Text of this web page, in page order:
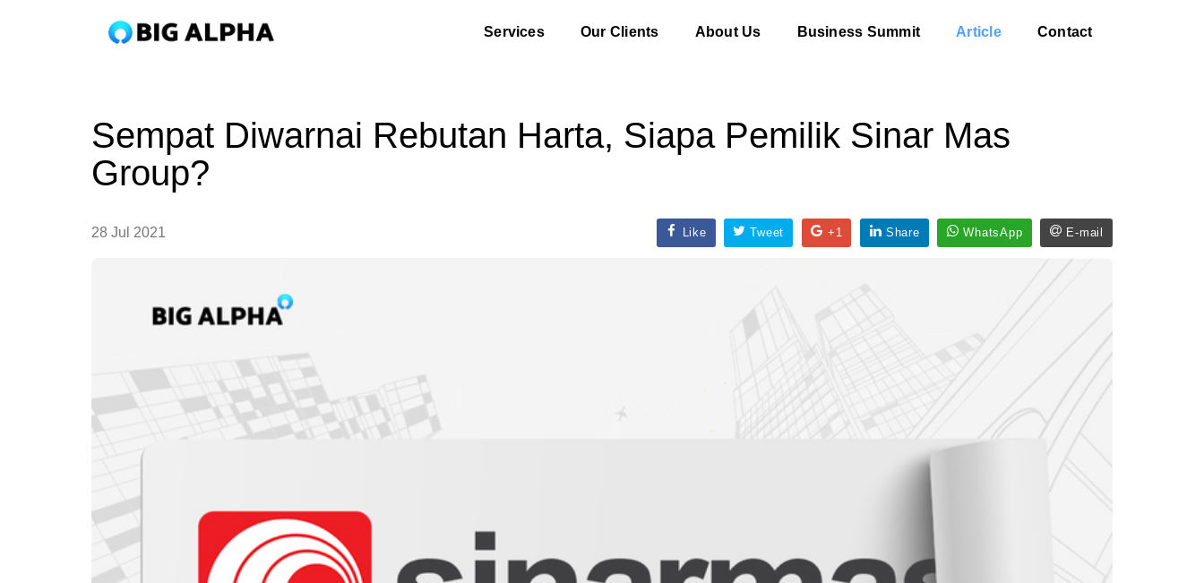
Services Our Clients About Us Business Summit Article Contact
Sempat Diwarnai Rebutan Harta, Siapa Pemilik Sinar Mas
Group?
28 Jul 2021 Like Tweet +1 Share WhatsApp E-mail